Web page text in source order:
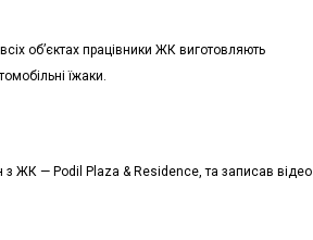
об’єктах працівники ЖК виготовляють
їжаки.
з ЖК — Podil Plaza & Residence, та записав відео